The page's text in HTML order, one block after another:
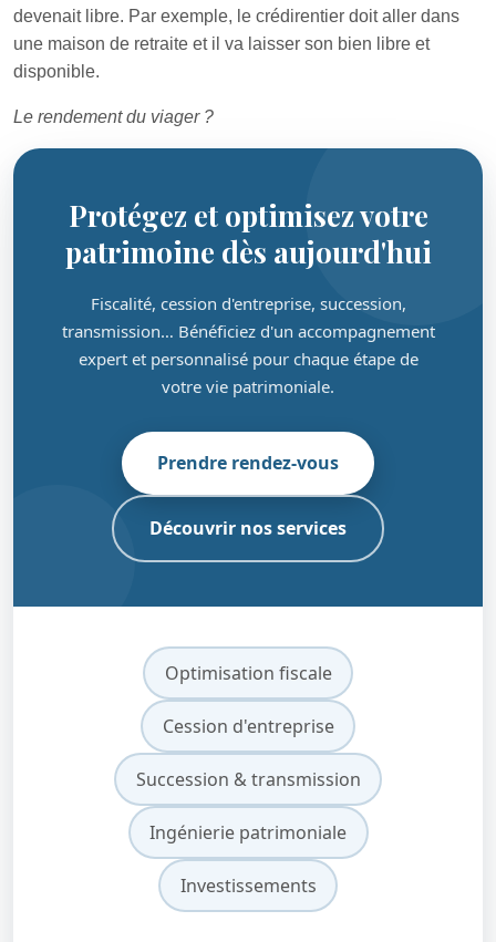
devenait libre. Par exemple, le crédirentier doit aller dans
une maison de retraite et il va laisser son bien libre et
disponible.
Le rendement du viager ?
Protégez et optimisez votre
patrimoine dès aujourd'hui
Fiscalité, cession d'entreprise, succession,
transmission… Bénéficiez d'un accompagnement
expert et personnalisé pour chaque étape de
votre vie patrimoniale.
Prendre rendez-vous
Découvrir nos services
Optimisation fiscale
Cession d'entreprise
Succession & transmission
Ingénierie patrimoniale
Investissements